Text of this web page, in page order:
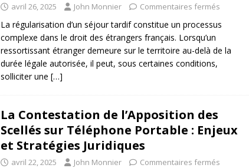
avril 26, 2025 John Monnier Commentaires fermés
La régularisation d’un séjour tardif constitue un processus
complexe dans le droit des étrangers français. Lorsqu’un
ressortissant étranger demeure sur le territoire au-delà de la
durée légale autorisée, il peut, sous certaines conditions,
solliciter une […]
La Contestation de l’Apposition des
Scellés sur Téléphone Portable : Enjeux
et Stratégies Juridiques
avril 22, 2025 John Monnier Commentaires fermés